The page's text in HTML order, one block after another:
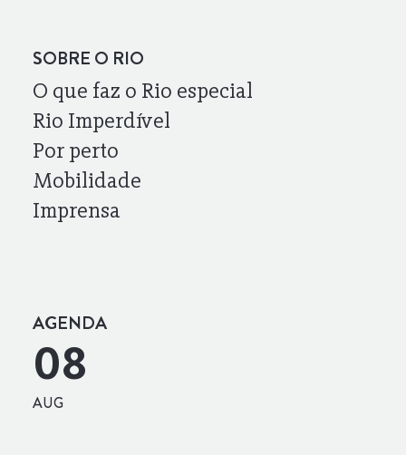
SOBRE O RIO
O que faz o Rio especial
Rio Imperdível
Por perto
Mobilidade
Imprensa
AGENDA
08
AUG